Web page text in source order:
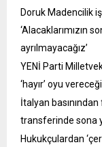
Doruk Madencilik
‘Alacaklarımızın
ayrılmayacağız’
YENİ Parti
‘hayır’ oyu
İtalyan
transferinde sona
Hukukçulardan